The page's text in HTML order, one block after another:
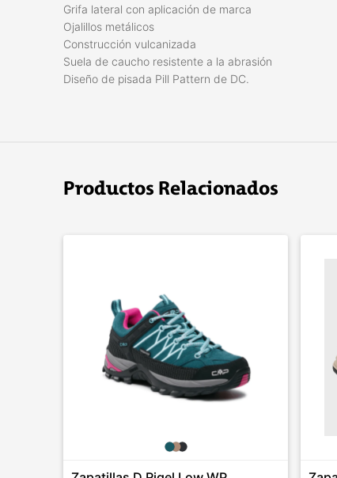
Grifa lateral con aplicación de marca
Ojalillos metálicos
Construcción vulcanizada
Suela de caucho resistente a la abrasión
Diseño de pisada Pill Pattern de DC.
Productos Relacionados